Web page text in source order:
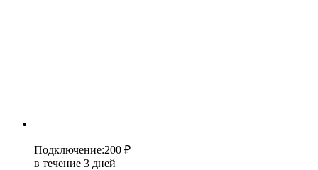
Подключение:200 ₽
в течение 3 дней